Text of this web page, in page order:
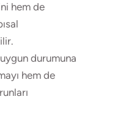
hem de
durumuna
hem de